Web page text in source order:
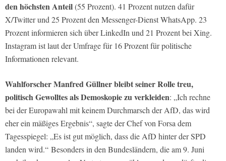
den höchsten Anteil(55 Prozent). 41 Prozent nutzen dafür
X/Twitter und 25 Prozent den Messenger-Dienst WhatsApp. 23
Prozent informieren sich über LinkedIn und 21 Prozent bei Xing.
Instagram ist laut der Umfrage für 16 Prozent für politische
Informationen relevant.
Wahlforscher Manfred Güllner bleibt seiner Rolle treu,
politisch Gewolltes als Demoskopie zu verkleiden: „Ich rechne
bei der Europawahl mit keinem Durchmarsch der AfD, das wird
eher ein mäßiges Ergebnis“, sagte der Chef von Forsa dem
Tagesspiegel: „Es ist gut möglich, dass die AfD hinter der SPD
landen wird.“ Besonders in den Bundesländern, die am 9. Juni